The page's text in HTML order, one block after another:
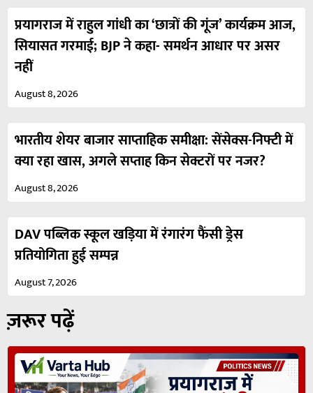
प्रयागराज में राहुल गांधी का ‘छात्रों की गूंज’ कार्यक्रम आज,
सियासत गरमाई; BJP ने कहा- समर्थन आधार पर असर
नहीं
August 8, 2026
भारतीय शेयर बाजार साप्ताहिक समीक्षा: सेंसेक्स-निफ्टी में
क्या रहा खास, अगले सप्ताह किन सेक्टरों पर नजर?
August 8, 2026
DAV पब्लिक स्कूल खड़िया में रंगारंग फैंसी ड्रेस
प्रतियोगिता हुई सम्पन्न
August 7, 2026
ज़रूर पढ़ें